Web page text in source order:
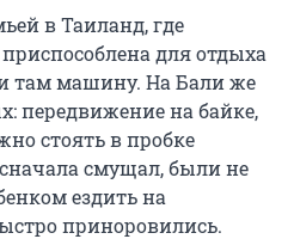
в Таиланд, где
для отдыха
там машину. На Бали же
передвижение на байке,
стоять в пробке
смущал, были не
ездить на
приноровились.